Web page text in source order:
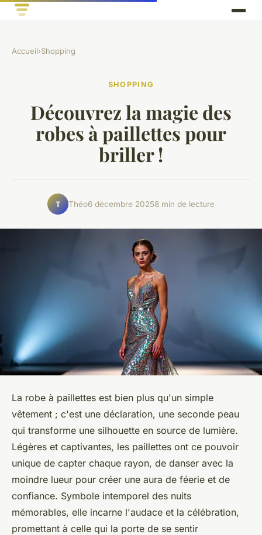
Accueil›Shopping
SHOPPING
Découvrez la magie des
robes à paillettes pour
briller !
T Théo6 décembre 20258 min de lecture
La robe à paillettes est bien plus qu'un simple
vêtement ; c'est une déclaration, une seconde peau
qui transforme une silhouette en source de lumière.
Légères et captivantes, les paillettes ont ce pouvoir
unique de capter chaque rayon, de danser avec la
moindre lueur pour créer une aura de féerie et de
confiance. Symbole intemporel des nuits
mémorables, elle incarne l'audace et la célébration,
promettant à celle qui la porte de se sentir